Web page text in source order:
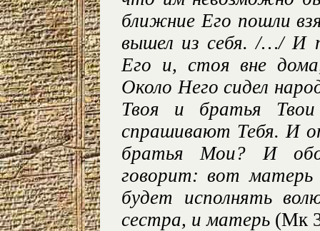
ближние Его пошли
вышел из себя. /…/ И
Его и, стоя вне
Около Него сидел
Твоя и братья
спрашивают Тебя. И
братья Мои? И
говорит: вот
будет исполнять
сестра, и матерь (Мк